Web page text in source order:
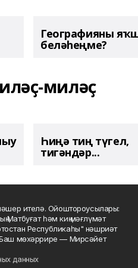
Географияны
беләһеңме?
миләҫ
Һиңә тиң түгел,
тигәндәр...
ителә. Ойоштороусылары:
Матбуғат һәм киң мәғлүмәт
Республикаһы" нәшриәт
Баш мөхәррире — Мирсәйет
данных